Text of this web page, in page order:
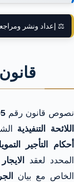
⚖️ إعداد ونشر
نصوص قانون رقم95
اللائحة التنفيذية
أحكام التأجير
المحدد لعقد
الخاص مع بيان